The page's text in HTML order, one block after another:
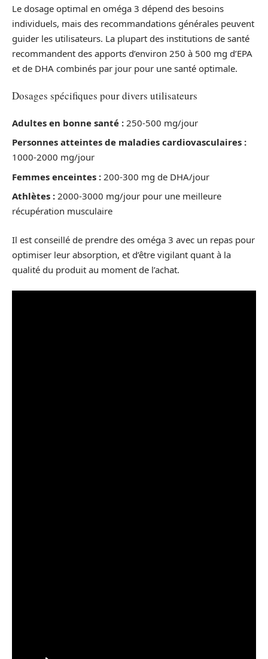
Le dosage optimal en oméga 3 dépend des besoins
individuels, mais des recommandations générales peuvent
guider les utilisateurs. La plupart des institutions de santé
recommandent des apports d’environ 250 à 500 mg d’EPA
et de DHA combinés par jour pour une santé optimale.
Dosages spécifiques pour divers utilisateurs
Adultes en bonne santé : 250-500 mg/jour
Personnes atteintes de maladies cardiovasculaires :
1000-2000 mg/jour
Femmes enceintes : 200-300 mg de DHA/jour
Athlètes : 2000-3000 mg/jour pour une meilleure
récupération musculaire
Il est conseillé de prendre des oméga 3 avec un repas pour
optimiser leur absorption, et d’être vigilant quant à la
qualité du produit au moment de l’achat.